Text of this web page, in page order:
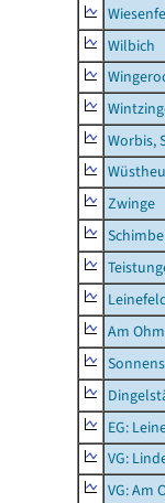
Wilbich
Worbis,
Zwinge
Am
EG:
VG:
VG: Am